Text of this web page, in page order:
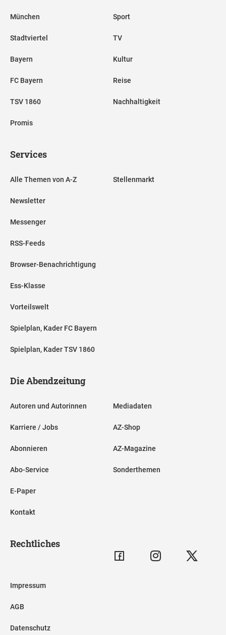
München
Stadtviertel
Bayern
FC Bayern
TSV 1860
Promis
Sport
TV
Kultur
Reise
Nachhaltigkeit
Services
Alle Themen von A-Z
Newsletter
Messenger
RSS-Feeds
Browser-Benachrichtigung
Ess-Klasse
Vorteilswelt
Spielplan, Kader FC Bayern
Spielplan, Kader TSV 1860
Stellenmarkt
Die Abendzeitung
Autoren und Autorinnen
Karriere / Jobs
Abonnieren
Abo-Service
E-Paper
Kontakt
Mediadaten
AZ-Shop
AZ-Magazine
Sonderthemen
Rechtliches
Impressum
AGB
Datenschutz